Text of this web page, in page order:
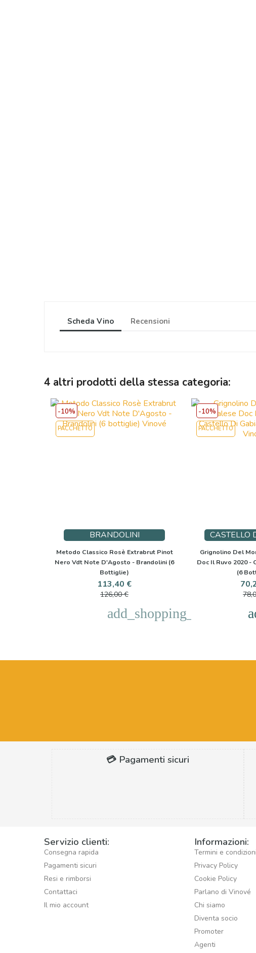
Scheda Vino Recensioni
4 altri prodotti della stessa categoria:
BRANDOLINI
Metodo Classico Rosè Extrabrut Pinot
Nero Vdt Note D'Agosto - Brandolini (6
Bottiglie)
Prezzo
113,40 €Prezzo
126,00 €
add_shopping_cart
-10%
PACCHETTO
CASTELLO
Grignolino Del
Doc Il Ruvo 2020 -
(6
-10%
PACCHETTO
💳 Pagamenti sicuri
Servizio clienti:
Consegna rapida
Pagamenti sicuri
Resi e rimborsi
Contattaci
Il mio account
Informazioni:
Termini e
Privacy Policy
Cookie Policy
Parlano di Vinové
Chi siamo
Diventa socio
Promoter
Agenti